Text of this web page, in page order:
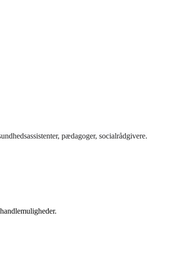
pædagoger, socialrådgivere.